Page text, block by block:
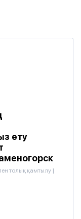
ету
толық қамтылу |